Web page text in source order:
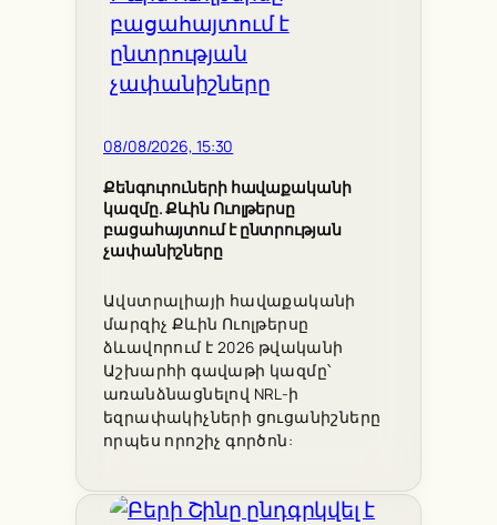
08/08/2026, 15:30
Քենգուրուների հավաքականի
կազմը. Քևին Ուոլթերսը
բացահայտում է ընտրության
չափանիշները
Ավստրալիայի հավաքականի
մարզիչ Քևին Ուոլթերսը
ձևավորում է 2026 թվականի
Աշխարհի գավաթի կազմը՝
առանձնացնելով NRL-ի
եզրափակիչների ցուցանիշները
որպես որոշիչ գործոն: